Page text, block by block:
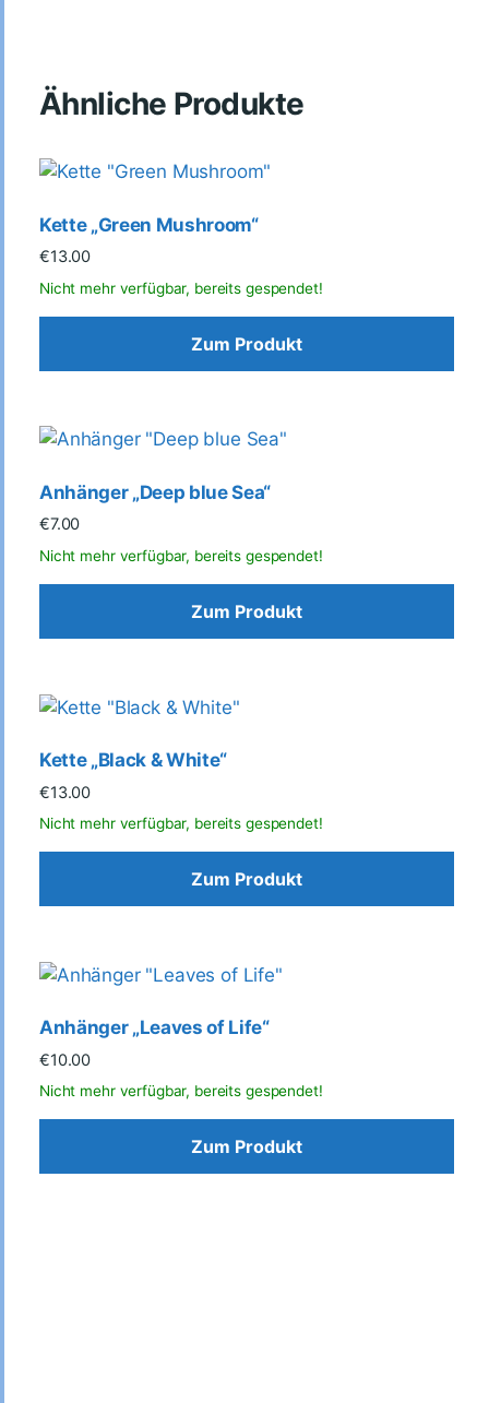
Ähnliche Produkte
Kette „Green Mushroom“
€13.00
Zum Produkt
Anhänger „Deep blue Sea“
€7.00
Zum Produkt
Kette „Black & White“
€13.00
Zum Produkt
Anhänger „Leaves of Life“
€10.00
Zum Produkt